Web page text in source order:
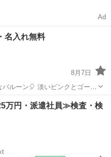
Ad
名入れ無料
8月7日
ルーン🎈 淡いピンクとゴール
のバルーンギフト ボボバルー
入っています 周年祭・開店祝
家庭用品 バルーン
万円・派遣社員≫検査・検